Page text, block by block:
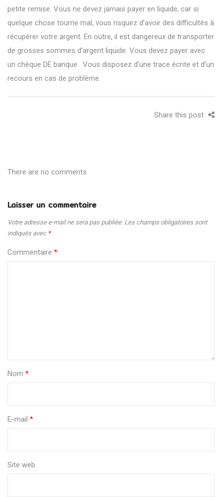
petite remise. Vous ne devez jamais payer en liquide, car si
quelque chose tourne mal, vous risquez d’avoir des difficultés à
récupérer votre argent. En outre, il est dangereux de transporter
de grosses sommes d’argent liquide. Vous devez payer avec
un chèque DE banque. Vous disposez d’une trace écrite et d’un
recours en cas de problème.
Share this post
There are no comments
Laisser un commentaire
Votre adresse e-mail ne sera pas publiée. Les champs obligatoires sont
indiqués avec *
Commentaire *
Nom *
E-mail *
Site web